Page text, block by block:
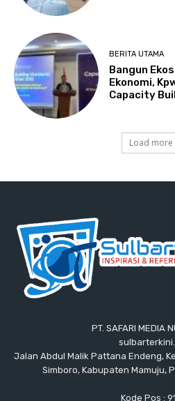
BERITA UTAMA
Bangun
Ekonomi,
Capacity
Load more
PT. SAFARI MEDIA
Jalan Abdul Malik Pattana Endeng,
Simboro, Kabupaten Mamuju,
Kode Pos :